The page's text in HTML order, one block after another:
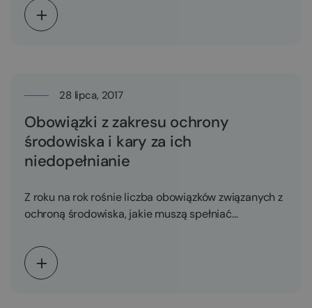
28 lipca, 2017
Obowiązki z zakresu ochrony
środowiska i kary za ich
niedopełnianie
Z roku na rok rośnie liczba obowiązków związanych z
ochroną środowiska, jakie muszą spełniać